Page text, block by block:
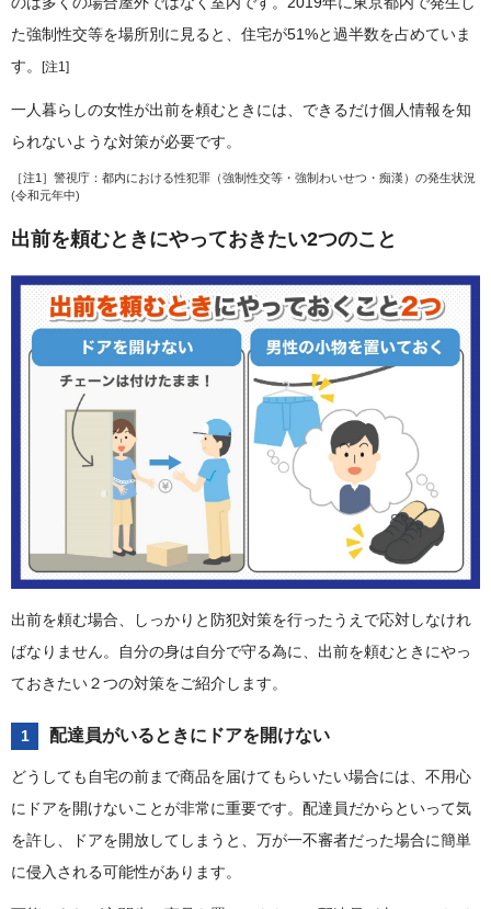
た強制性交等を場所別に見ると、住宅が51%と過半数を占めていま
す。
[注1]
一人暮らしの女性が出前を頼むときには、できるだけ個人情報を知
られないような対策が必要です。
［注1］ 警視庁：都内における性犯罪（強制性交等・強制わいせつ・痴漢）の発生状況
(令和元年中)
出前を頼むときにやっておきたい2つのこと
出前を頼む場合、しっかりと防犯対策を行ったうえで応対しなけれ
ばなりません。自分の身は自分で守る為に、出前を頼むときにやっ
ておきたい２つの対策をご紹介します。
1 配達員がいるときにドアを開けない
どうしても自宅の前まで商品を届けてもらいたい場合には、不用心
にドアを開けないことが非常に重要です。配達員だからといって気
を許し、ドアを開放してしまうと、万が一不審者だった場合に簡単
に侵入される可能性があります。